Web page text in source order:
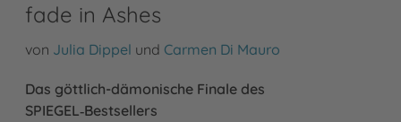
fade in Ashes
von Julia Dippel und Carmen Di Mauro
Das göttlich-dämonische Finale des
SPIEGEL‑Bestsellers